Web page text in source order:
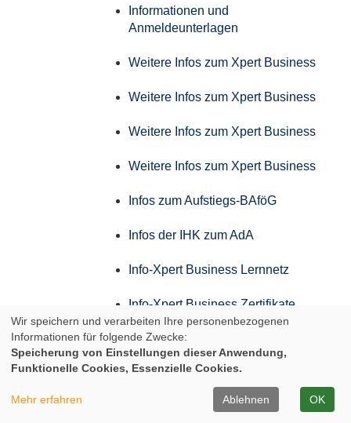
Informationen und
Anmeldeunterlagen
Weitere Infos zum Xpert Business
Weitere Infos zum Xpert Business
Weitere Infos zum Xpert Business
Weitere Infos zum Xpert Business
Infos zum Aufstiegs-BAföG
Infos der IHK zum AdA
Info-Xpert Business Lernnetz
Info-Xpert Business Zertifikate
Weitere Infos zum Xpert Business
Weitere Infos zum Xpert Business
Weitere Infos zum Xpert Business
Wir speichern und verarbeiten Ihre personenbezogenen
Informationen für folgende Zwecke:
Speicherung von Einstellungen dieser Anwendung,
Funktionelle Cookies, Essenzielle Cookies.
Mehr erfahren Ablehnen OK